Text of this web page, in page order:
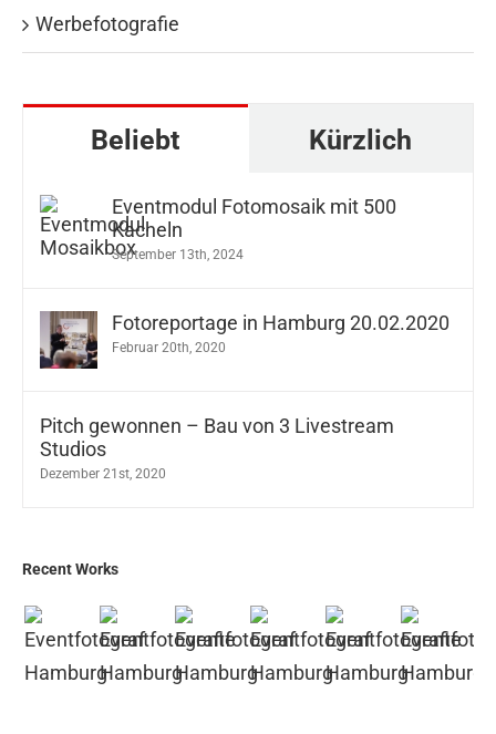
Werbefotografie
Beliebt Kürzlich
Eventmodul Fotomosaik mit 500
Kacheln
September 13th, 2024
Fotoreportage in Hamburg 20.02.2020
Februar 20th, 2020
Pitch gewonnen – Bau von 3 Livestream
Studios
Dezember 21st, 2020
Recent Works